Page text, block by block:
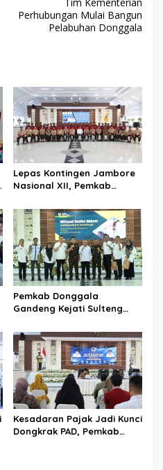
Perhubungan Mulai Bangun
Pelabuhan Donggala
Lepas Kontingen Jambore
Nasional XII, Pemkab
Pramuka Jadi Duta
Karakter dan Kebanggaan
Daerah
Pemkab Donggala
Gandeng Kejati Sulteng
Pengadaan Barang dan
Jasa
Kesadaran Pajak Jadi Kunci
Dongkrak PAD, Pemkab